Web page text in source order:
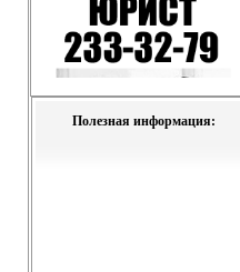
Полезная информация: